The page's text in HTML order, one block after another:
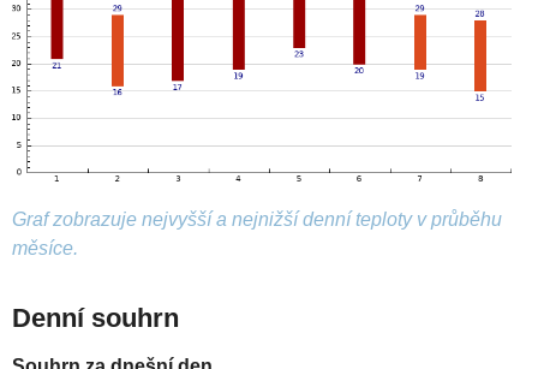
Graf zobrazuje nejvyšší a nejnižší denní teploty v průběhu
měsíce.
Denní souhrn